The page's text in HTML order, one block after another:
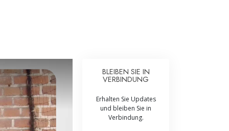
für
DiensteBeistände bei Krankheiten und
Integrität und Ehrlichkeit
Ehe
BLEIBEN SIE IN
VERBINDUNG
Erhalten Sie Updates
und bleiben Sie in
Verbindung.